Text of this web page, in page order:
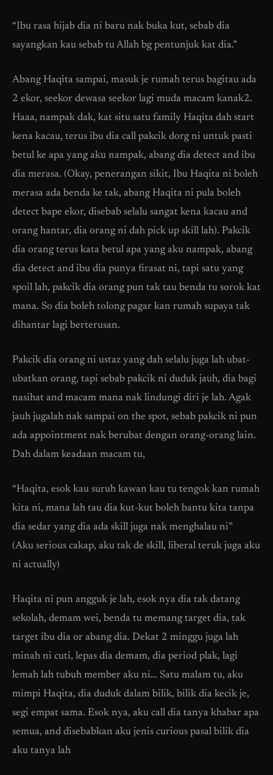
“Ibu rasa hijab dia ni baru nak buka kut, sebab dia
sayangkan kau sebab tu Allah bg pentunjuk kat dia.”
Abang Haqita sampai, masuk je rumah terus bagitau ada
2 ekor, seekor dewasa seekor lagi muda macam kanak2.
Haaa, nampak dak, kat situ satu family Haqita dah start
kena kacau, terus ibu dia call pakcik dorg ni untuk pasti
betul ke apa yang aku nampak, abang dia detect and ibu
dia merasa. (Okay, penerangan sikit, Ibu Haqita ni boleh
merasa ada benda ke tak, abang Haqita ni pula boleh
detect bape ekor, disebab selalu sangat kena kacau and
orang hantar, dia orang ni dah pick up skill lah). Pakcik
dia orang terus kata betul apa yang aku nampak, abang
dia detect and ibu dia punya firasat ni, tapi satu yang
spoil lah, pakcik dia orang pun tak tau benda tu sorok kat
mana. So dia boleh tolong pagar kan rumah supaya tak
dihantar lagi berterusan.
Pakcik dia orang ni ustaz yang dah selalu juga lah ubat-
ubatkan orang, tapi sebab pakcik ni duduk jauh, dia bagi
nasihat and macam mana nak lindungi diri je lah. Agak
jauh jugalah nak sampai on the spot, sebab pakcik ni pun
ada appointment nak berubat dengan orang-orang lain.
Dah dalam keadaan macam tu,
“Haqita, esok kau suruh kawan kau tu tengok kan rumah
kita ni, mana lah tau dia kut-kut boleh bantu kita tanpa
dia sedar yang dia ada skill juga nak menghalau ni”
(Aku serious cakap, aku tak de skill, liberal teruk juga aku
ni actually)
Haqita ni pun angguk je lah, esok nya dia tak datang
sekolah, demam wei, benda tu memang target dia, tak
target ibu dia or abang dia. Dekat 2 minggu juga lah
minah ni cuti, lepas dia demam, dia period plak, lagi
lemah lah tubuh member aku ni… Satu malam tu, aku
mimpi Haqita, dia duduk dalam bilik, bilik dia kecik je,
segi empat sama. Esok nya, aku call dia tanya khabar apa
semua, and disebabkan aku jenis curious pasal bilik dia
aku tanya lah